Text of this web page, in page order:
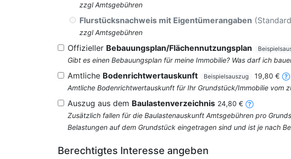
zzgl Amtsgebühren
Flurstücksnachweis mit Eigentümerangaben
zzgl Amtsgebühren
Offizieller Bebauungsplan/Flächennutzungsplan
Gibt es einen Bebauungsplan für meine Immobilie? Was darf ich
Amtliche Bodenrichtwertauskunft Beispielsauszug
19,80 €
Amtliche Bodenrichtwertauskunft für Ihr Grundstück/Immobilie vom
Auszug aus dem Baulastenverzeichnis 24,80 €
Zusätzlich fallen für die Baulastenauskunft Amtsgebühren pro
Belastungen auf dem Grundstück eingetragen sind und ist je nach
Berechtigtes Interesse angeben